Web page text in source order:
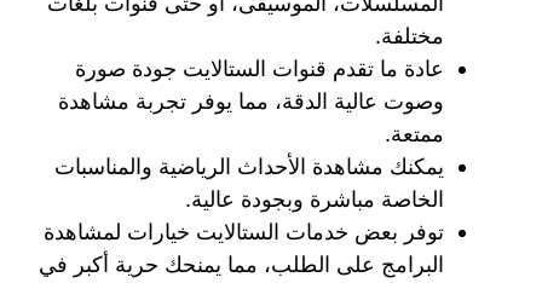
مختلفة.
عادة ما تقدم قنوات الستالايت جودة صورة
وصوت عالية الدقة، مما يوفر تجربة مشاهدة
ممتعة.
يمكنك مشاهدة الأحداث الرياضية والمناسبات
الخاصة مباشرة وبجودة عالية.
توفر بعض خدمات الستالايت خيارات لمشاهدة
البرامج على الطلب، مما يمنحك حرية أكبر في